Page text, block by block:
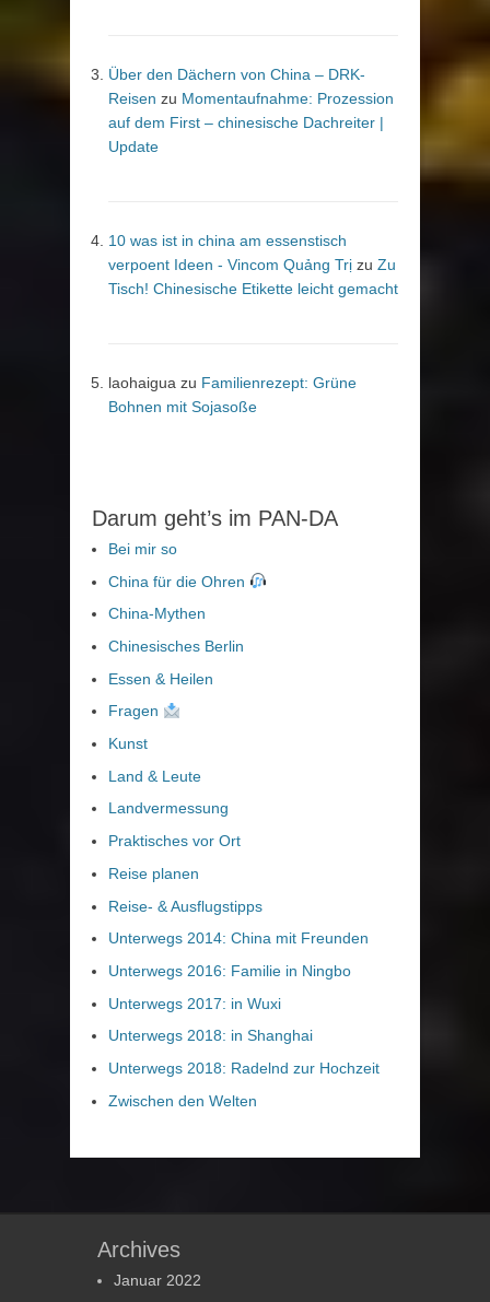
Über den Dächern von China – DRK-
Reisen zu Momentaufnahme: Prozession
auf dem First – chinesische Dachreiter |
Update
10 was ist in china am essenstisch
verpoent Ideen - Vincom Quảng Trị zu Zu
Tisch! Chinesische Etikette leicht gemacht
laohaigua zu Familienrezept: Grüne
Bohnen mit Sojasoße
Darum geht’s im PAN-DA
Bei mir so
China für die Ohren
China-Mythen
Chinesisches Berlin
Essen & Heilen
Fragen
Kunst
Land & Leute
Landvermessung
Praktisches vor Ort
Reise planen
Reise- & Ausflugstipps
Unterwegs 2014: China mit Freunden
Unterwegs 2016: Familie in Ningbo
Unterwegs 2017: in Wuxi
Unterwegs 2018: in Shanghai
Unterwegs 2018: Radelnd zur Hochzeit
Zwischen den Welten
Archives
Januar 2022